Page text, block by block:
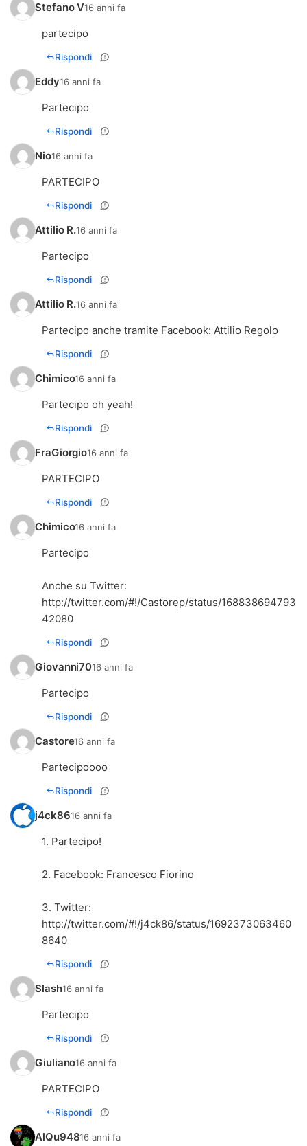
Stefano V16 anni fa
partecipo
Rispondi
Eddy16 anni fa
Partecipo
Rispondi
Nio16 anni fa
PARTECIPO
Rispondi
Attilio R.16 anni fa
Partecipo
Rispondi
Attilio R.16 anni fa
Partecipo anche tramite Facebook: Attilio Regolo
Rispondi
Chimico16 anni fa
Partecipo oh yeah!
Rispondi
FraGiorgio16 anni fa
PARTECIPO
Rispondi
Chimico16 anni fa
Partecipo
Anche su Twitter:
http://twitter.com/#!/Castorep/status/168838694793
42080
Rispondi
Giovanni7016 anni fa
Partecipo
Rispondi
Castore16 anni fa
Partecipoooo
Rispondi
j4ck8616 anni fa
1. Partecipo!
2. Facebook: Francesco Fiorino
3. Twitter:
http://twitter.com/#!/j4ck86/status/1692373063460
8640
Rispondi
Slash16 anni fa
Partecipo
Rispondi
Giuliano16 anni fa
PARTECIPO
Rispondi
AlQu94816 anni fa